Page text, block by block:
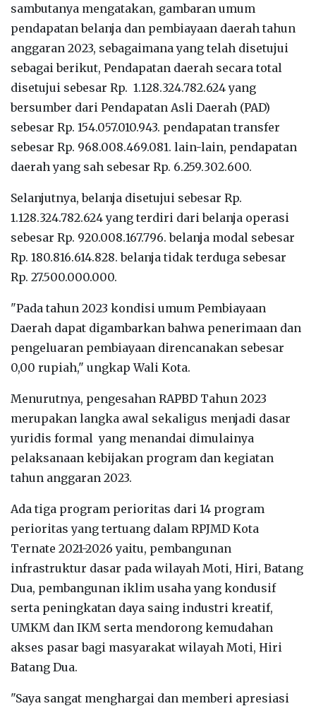
sambutanya mengatakan, gambaran umum
pendapatan belanja dan pembiayaan daerah tahun
anggaran 2023, sebagaimana yang telah disetujui
sebagai berikut, Pendapatan daerah secara total
disetujui sebesar Rp. 1.128.324.782.624 yang
bersumber dari Pendapatan Asli Daerah (PAD)
sebesar Rp. 154.057.010.943. pendapatan transfer
sebesar Rp. 968.008.469.081. lain-lain, pendapatan
daerah yang sah sebesar Rp. 6.259.302.600.
Selanjutnya, belanja disetujui sebesar Rp.
1.128.324.782.624 yang terdiri dari belanja operasi
sebesar Rp. 920.008.167.796. belanja modal sebesar
Rp. 180.816.614.828. belanja tidak terduga sebesar
Rp. 27.500.000.000.
"Pada tahun 2023 kondisi umum Pembiayaan
Daerah dapat digambarkan bahwa penerimaan dan
pengeluaran pembiayaan direncanakan sebesar
0,00 rupiah," ungkap Wali Kota.
Menurutnya, pengesahan RAPBD Tahun 2023
merupakan langka awal sekaligus menjadi dasar
yuridis formal yang menandai dimulainya
pelaksanaan kebijakan program dan kegiatan
tahun anggaran 2023.
Ada tiga program perioritas dari 14 program
perioritas yang tertuang dalam RPJMD Kota
Ternate 2021-2026 yaitu, pembangunan
infrastruktur dasar pada wilayah Moti, Hiri, Batang
Dua, pembangunan iklim usaha yang kondusif
serta peningkatan daya saing industri kreatif,
UMKM dan IKM serta mendorong kemudahan
akses pasar bagi masyarakat wilayah Moti, Hiri
Batang Dua.
"Saya sangat menghargai dan memberi apresiasi